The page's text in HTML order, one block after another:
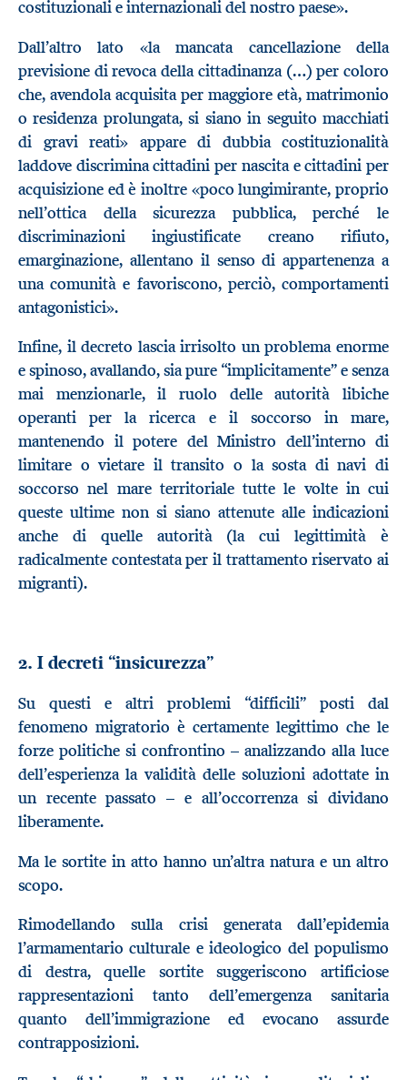
costituzionali e internazionali del nostro paese».
Dall’altro lato «la mancata cancellazione della
previsione di revoca della cittadinanza (…) per coloro
che, avendola acquisita per maggiore età, matrimonio
o residenza prolungata, si siano in seguito macchiati
di gravi reati» appare di dubbia costituzionalità
laddove discrimina cittadini per nascita e cittadini per
acquisizione ed è inoltre «poco lungimirante, proprio
nell’ottica della sicurezza pubblica, perché le
discriminazioni ingiustificate creano rifiuto,
emarginazione, allentano il senso di appartenenza a
una comunità e favoriscono, perciò, comportamenti
antagonistici».
Infine, il decreto lascia irrisolto un problema enorme
e spinoso, avallando, sia pure “implicitamente” e senza
mai menzionarle, il ruolo delle autorità libiche
operanti per la ricerca e il soccorso in mare,
mantenendo il potere del Ministro dell’interno di
limitare o vietare il transito o la sosta di navi di
soccorso nel mare territoriale tutte le volte in cui
queste ultime non si siano attenute alle indicazioni
anche di quelle autorità (la cui legittimità è
radicalmente contestata per il trattamento riservato ai
migranti).
2. I decreti “insicurezza”
Su questi e altri problemi “difficili” posti dal
fenomeno migratorio è certamente legittimo che le
forze politiche si confrontino – analizzando alla luce
dell’esperienza la validità delle soluzioni adottate in
un recente passato – e all’occorrenza si dividano
liberamente.
Ma le sortite in atto hanno un’altra natura e un altro
scopo.
Rimodellando sulla crisi generata dall’epidemia
l’armamentario culturale e ideologico del populismo
di destra, quelle sortite suggeriscono artificiose
rappresentazioni tanto dell’emergenza sanitaria
quanto dell’immigrazione ed evocano assurde
contrapposizioni.